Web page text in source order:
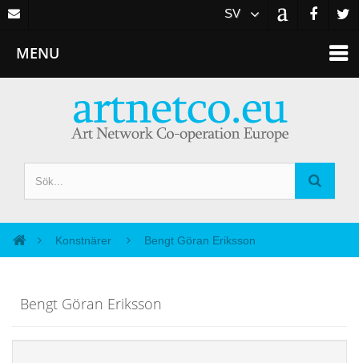
SV
MENU
Konstnärer Bengt Göran Eriksson
Bengt Göran Eriksson